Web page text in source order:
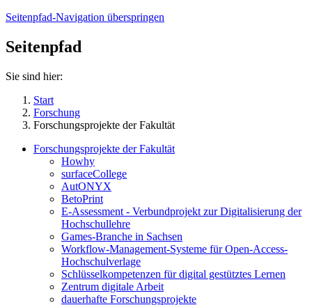
Seitenpfad-Navigation überspringen
Seitenpfad
Sie sind hier:
Start
Forschung
Forschungsprojekte der Fakultät
Forschungsprojekte der Fakultät
Howhy
surfaceCollege
AutONYX
BetoPrint
E-Assessment - Verbundprojekt zur Digitalisierung der
Hochschullehre
Games-Branche in Sachsen
Workflow-Management-Systeme für Open-Access-
Hochschulverlage
Schlüsselkompetenzen für digital gestütztes Lernen
Zentrum digitale Arbeit
dauerhafte Forschungsprojekte